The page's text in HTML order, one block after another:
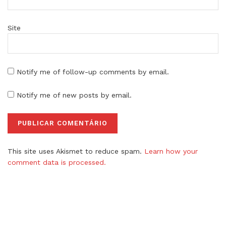
Site
Notify me of follow-up comments by email.
Notify me of new posts by email.
This site uses Akismet to reduce spam. Learn how your
comment data is processed.